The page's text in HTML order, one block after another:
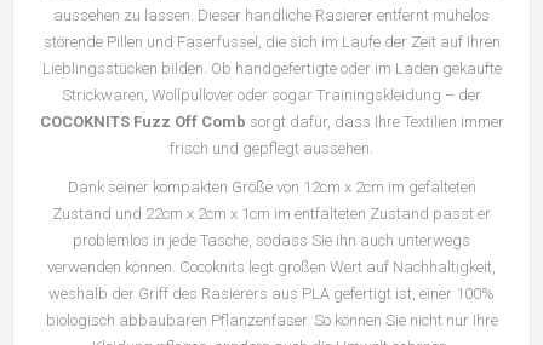
aussehen zu lassen. Dieser handliche Rasierer entfernt mühelos
störende Pillen und Faserfussel, die sich im Laufe der Zeit auf Ihren
Lieblingsstücken bilden. Ob handgefertigte oder im Laden gekaufte
Strickwaren, Wollpullover oder sogar Trainingskleidung – der
COCOKNITS Fuzz Off Comb sorgt dafür, dass Ihre Textilien immer
frisch und gepflegt aussehen.
Dank seiner kompakten Größe von 12cm x 2cm im gefalteten
Zustand und 22cm x 2cm x 1cm im entfalteten Zustand passt er
problemlos in jede Tasche, sodass Sie ihn auch unterwegs
verwenden können. Cocoknits legt großen Wert auf Nachhaltigkeit,
weshalb der Griff des Rasierers aus PLA gefertigt ist, einer 100%
biologisch abbaubaren Pflanzenfaser. So können Sie nicht nur Ihre